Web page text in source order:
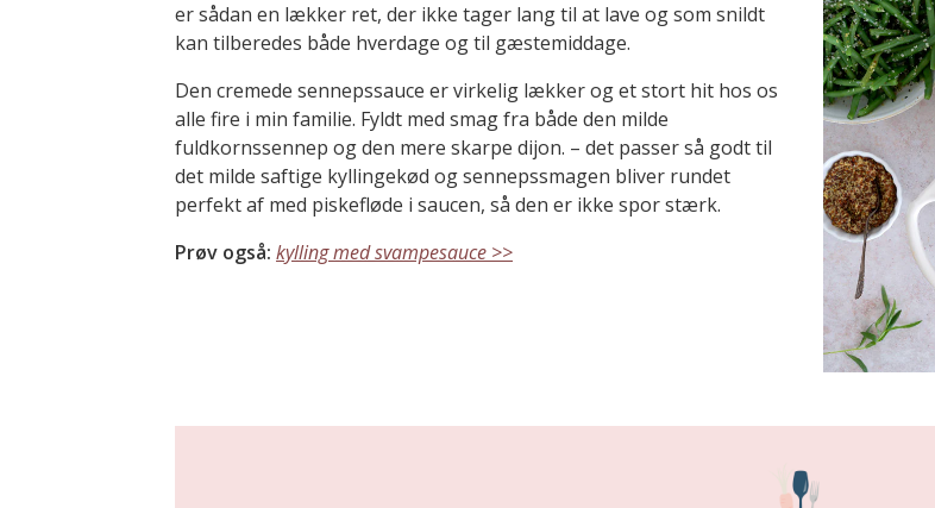
er sådan en lækker ret, der ikke tager lang til at lave og som snildt
kan tilberedes både hverdage og til gæstemiddage.
Den cremede sennepssauce er virkelig lækker og et stort hit hos os
alle fire i min familie. Fyldt med smag fra både den milde
fuldkornssennep og den mere skarpe dijon. – det passer så godt til
det milde saftige kyllingekød og sennepssmagen bliver rundet
perfekt af med piskefløde i saucen, så den er ikke spor stærk.
Prøv også: kylling med svampesauce >>